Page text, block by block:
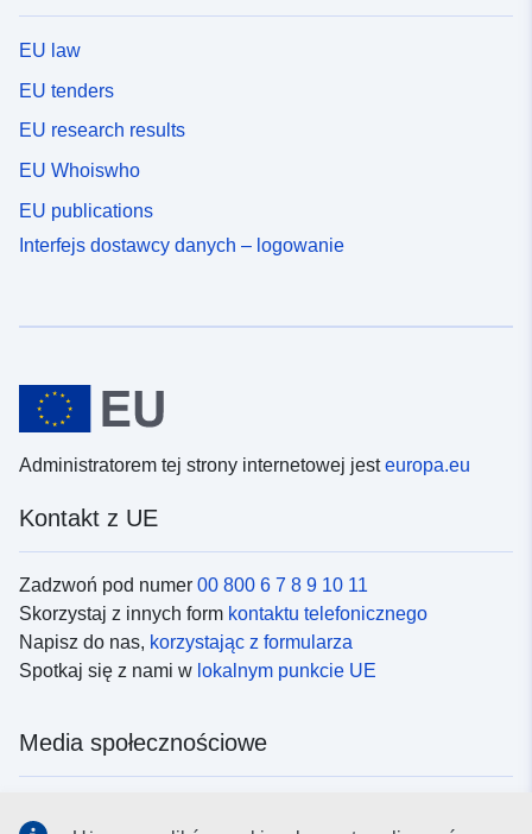
EU law
EU tenders
EU research results
EU Whoiswho
EU publications
Interfejs dostawcy danych – logowanie
Administratorem tej strony internetowej jesteuropa.eu
Kontakt z UE
Zadzwoń pod numer 00 800 6 7 8 9 10 11
Skorzystaj z innych form kontaktu telefonicznego
Napisz do nas, korzystając z formularza
Spotkaj się z nami w lokalnym punkcie UE
Media społecznościowe